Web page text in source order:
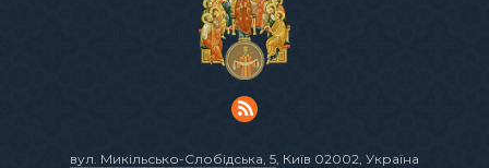
вул. Микільсько-Слобідська, 5 , Київ 02002, Україна